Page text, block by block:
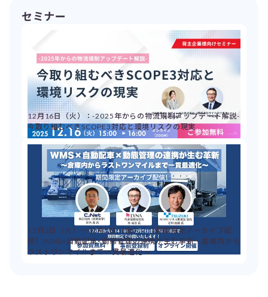
セミナー
12月16日（火）：-2025年からの物流規制アップデート解説-
今取り組むべきSCOPE3対応と環境リスクの現実
12月2日（火）～12月5日（金）：【期間限定アーカイブ配
信】WMS×自動配車×動態管理の連携が生む革新～倉庫内から
ラストワンマイルまで一貫最適化～